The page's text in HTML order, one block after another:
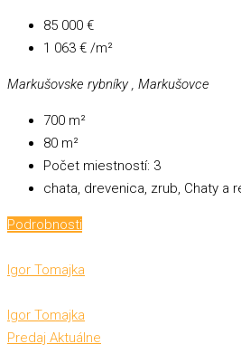
85 000 €
1 063 € /m²
Markušovske rybníky , Markušovce
700 m²
80 m²
Počet miestností: 3
chata, drevenica, zrub, Chaty a
Podrobnosti
Igor Tomajka
Igor Tomajka
Predaj Aktuálne